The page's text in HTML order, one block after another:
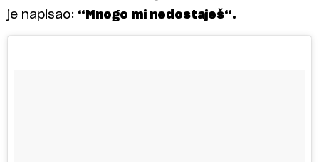
je napisao: “Mnogo mi nedostaješ“.